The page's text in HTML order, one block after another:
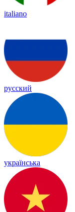
italiano
русский
українська